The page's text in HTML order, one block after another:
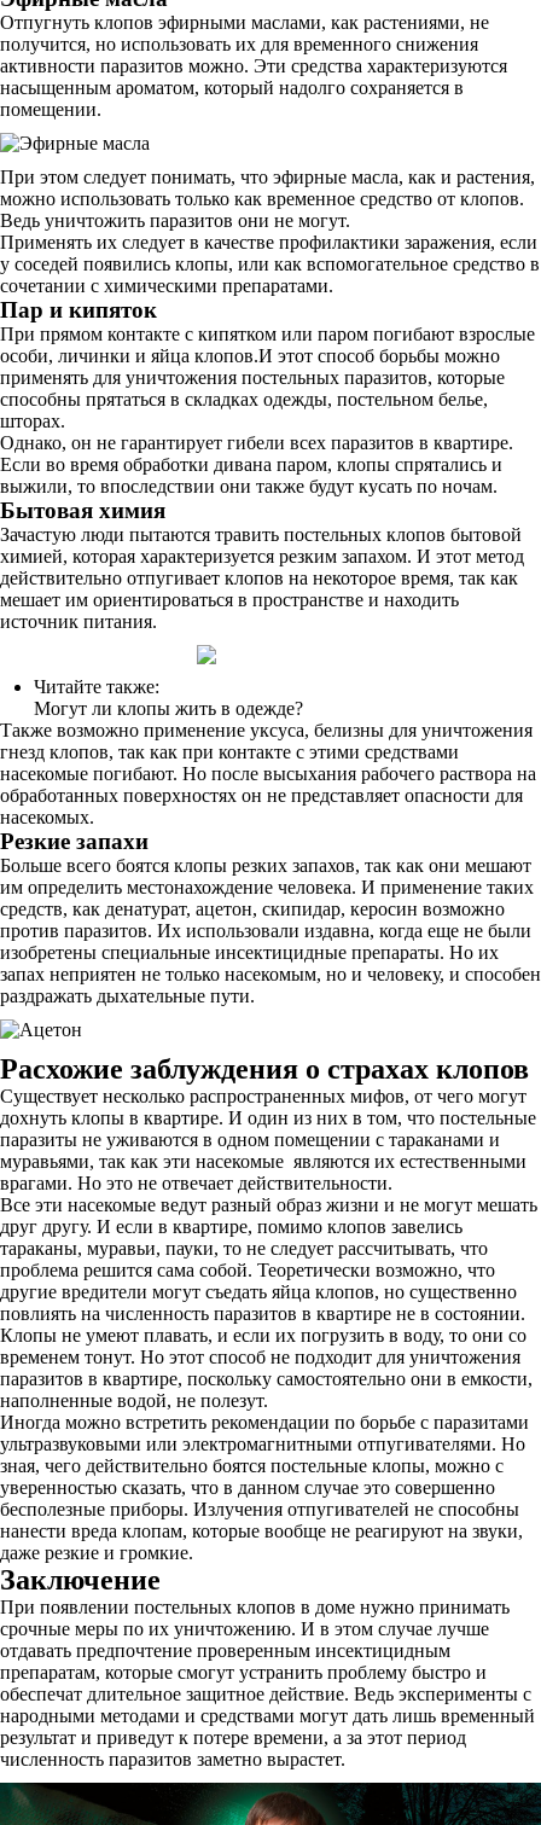
Отпугнуть клопов эфирными маслами, как растениями, не
получится, но использовать их для временного снижения
активности паразитов можно. Эти средства характеризуются
насыщенным ароматом, который надолго сохраняется в
помещении.
При этом следует понимать, что эфирные масла, как и растения,
можно использовать только как временное средство от клопов.
Ведь уничтожить паразитов они не могут.
Применять их следует в качестве профилактики заражения, если
у соседей появились клопы, или как вспомогательное средство в
сочетании с химическими препаратами.
Пар и кипяток
При прямом контакте с кипятком или паром погибают взрослые
особи, личинки и яйца клопов.И этот способ борьбы можно
применять для уничтожения постельных паразитов, которые
способны прятаться в складках одежды, постельном белье,
шторах.
Однако, он не гарантирует гибели всех паразитов в квартире.
Если во время обработки дивана паром, клопы спрятались и
выжили, то впоследствии они также будут кусать по ночам.
Бытовая химия
Зачастую люди пытаются травить постельных клопов бытовой
химией, которая характеризуется резким запахом. И этот метод
действительно отпугивает клопов на некоторое время, так как
мешает им ориентироваться в пространстве и находить
источник питания.
Читайте также:
Могут ли клопы жить в одежде?
Также возможно применение уксуса, белизны для уничтожения
гнезд клопов, так как при контакте с этими средствами
насекомые погибают. Но после высыхания рабочего раствора на
обработанных поверхностях он не представляет опасности для
насекомых.
Резкие запахи
Больше всего боятся клопы резких запахов, так как они мешают
им определить местонахождение человека. И применение таких
средств, как денатурат, ацетон, скипидар, керосин возможно
против паразитов. Их использовали издавна, когда еще не были
изобретены специальные инсектицидные препараты. Но их
запах неприятен не только насекомым, но и человеку, и способен
раздражать дыхательные пути.
Расхожие заблуждения о страхах клопов
Существует несколько распространенных мифов, от чего могут
дохнуть клопы в квартире. И один из них в том, что постельные
паразиты не уживаются в одном помещении с тараканами и
муравьями, так как эти насекомые являются их естественными
врагами. Но это не отвечает действительности.
Все эти насекомые ведут разный образ жизни и не могут мешать
друг другу. И если в квартире, помимо клопов завелись
тараканы, муравьи, пауки, то не следует рассчитывать, что
проблема решится сама собой. Теоретически возможно, что
другие вредители могут съедать яйца клопов, но существенно
повлиять на численность паразитов в квартире не в состоянии.
Клопы не умеют плавать, и если их погрузить в воду, то они со
временем тонут. Но этот способ не подходит для уничтожения
паразитов в квартире, поскольку самостоятельно они в емкости,
наполненные водой, не полезут.
Иногда можно встретить рекомендации по борьбе с паразитами
ультразвуковыми или электромагнитными отпугивателями. Но
зная, чего действительно боятся постельные клопы, можно с
уверенностью сказать, что в данном случае это совершенно
бесполезные приборы. Излучения отпугивателей не способны
нанести вреда клопам, которые вообще не реагируют на звуки,
даже резкие и громкие.
Заключение
При появлении постельных клопов в доме нужно принимать
срочные меры по их уничтожению. И в этом случае лучше
отдавать предпочтение проверенным инсектицидным
препаратам, которые смогут устранить проблему быстро и
обеспечат длительное защитное действие. Ведь эксперименты с
народными методами и средствами могут дать лишь временный
результат и приведут к потере времени, а за этот период
численность паразитов заметно вырастет.